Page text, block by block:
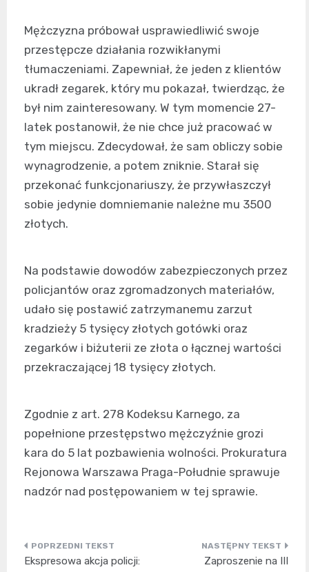
Mężczyzna próbował usprawiedliwić swoje
przestępcze działania rozwikłanymi
tłumaczeniami. Zapewniał, że jeden z klientów
ukradł zegarek, który mu pokazał, twierdząc, że
był nim zainteresowany. W tym momencie 27-
latek postanowił, że nie chce już pracować w
tym miejscu. Zdecydował, że sam obliczy sobie
wynagrodzenie, a potem zniknie. Starał się
przekonać funkcjonariuszy, że przywłaszczył
sobie jedynie domniemanie należne mu 3500
złotych.
Na podstawie dowodów zabezpieczonych przez
policjantów oraz zgromadzonych materiałów,
udało się postawić zatrzymanemu zarzut
kradzieży 5 tysięcy złotych gotówki oraz
zegarków i biżuterii ze złota o łącznej wartości
przekraczającej 18 tysięcy złotych.
Zgodnie z art. 278 Kodeksu Karnego, za
popełnione przestępstwo mężczyźnie grozi
kara do 5 lat pozbawienia wolności. Prokuratura
Rejonowa Warszawa Praga-Południe sprawuje
nadzór nad postępowaniem w tej sprawie.
Nawigacja
Ekspresowa akcja policji:
Zaproszenie na III